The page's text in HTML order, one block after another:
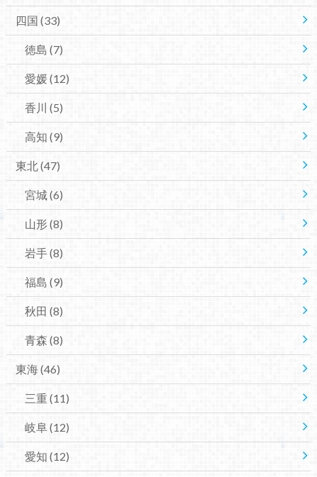
四国 (33)
徳島 (7)
愛媛(12)
香川 (5)
高知 (9)
東北(47)
宮城(6)
山形(8)
岩手(8)
福島 (9)
秋田 (8)
青森 (8)
東海(46)
三重 (11)
岐阜 (12)
愛知 (12)